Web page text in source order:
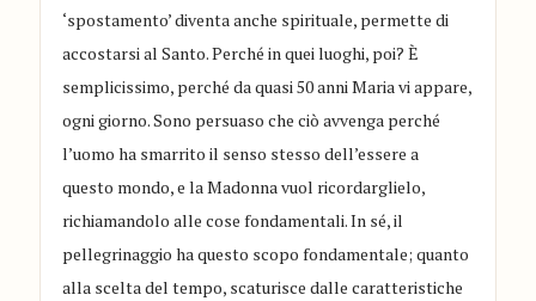
‘spostamento’ diventa anche spirituale, permette di
accostarsi al Santo. Perché in quei luoghi, poi? È
semplicissimo, perché da quasi 50 anni Maria vi appare,
ogni giorno. Sono persuaso che ciò avvenga perché
l’uomo ha smarrito il senso stesso dell’essere a
questo mondo, e la Madonna vuol ricordarglielo,
richiamandolo alle cose fondamentali. In sé, il
pellegrinaggio ha questo scopo fondamentale; quanto
alla scelta del tempo, scaturisce dalle caratteristiche